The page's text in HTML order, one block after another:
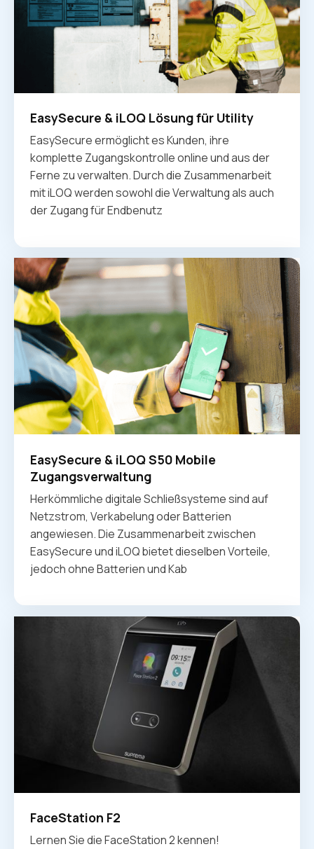
EasySecure & iLOQ Lösung für Utility
EasySecure ermöglicht es Kunden, ihre
komplette Zugangskontrolle online und aus der
Ferne zu verwalten. Durch die Zusammenarbeit
mit iLOQ werden sowohl die Verwaltung als auch
der Zugang für Endbenutz
EasySecure & iLOQ S50 Mobile
Zugangsverwaltung
Herkömmliche digitale Schließsysteme sind auf
Netzstrom, Verkabelung oder Batterien
angewiesen. Die Zusammenarbeit zwischen
EasySecure und iLOQ bietet dieselben Vorteile,
jedoch ohne Batterien und Kab
FaceStation F2
Lernen Sie die FaceStation 2 kennen!